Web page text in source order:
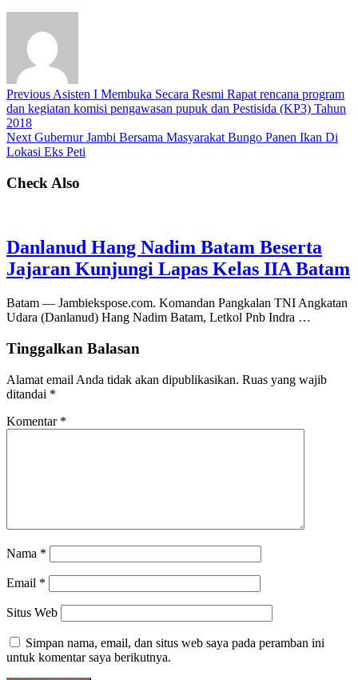
Previous Asisten I Membuka Secara Resmi Rapat rencana program
dan kegiatan komisi pengawasan pupuk dan Pestisida (KP3) Tahun
2018
Next Gubernur Jambi Bersama Masyarakat Bungo Panen Ikan Di
Lokasi Eks Peti
Check Also
Danlanud Hang Nadim Batam Beserta
Jajaran Kunjungi Lapas Kelas IIA Batam
Batam — Jambiekspose.com. Komandan Pangkalan TNI Angkatan
Udara (Danlanud) Hang Nadim Batam, Letkol Pnb Indra …
Tinggalkan Balasan
Alamat email Anda tidak akan dipublikasikan. Ruas yang wajib
ditandai *
Komentar *
Nama *
Email *
Situs Web
Simpan nama, email, dan situs web saya pada peramban ini
untuk komentar saya berikutnya.